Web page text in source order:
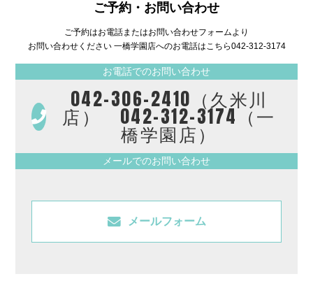
ご予約・お問い合わせ
ご予約はお電話またはお問い合わせフォームより
お問い合わせください 一橋学園店へのお電話はこちら042-312-3174
お電話でのお問い合わせ
042-306-2410（久米川
店） 042-312-3174（一
橋学園店）
メールでのお問い合わせ
メールフォーム